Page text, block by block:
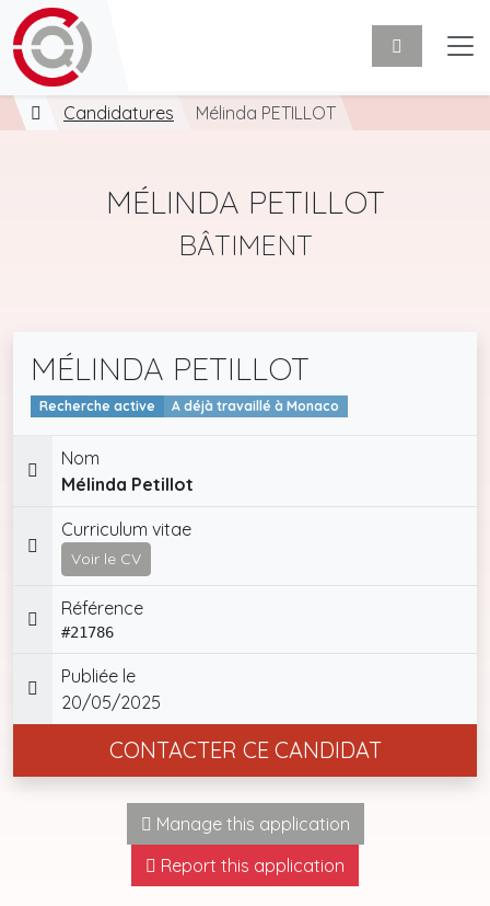
Candidatures Mélinda PETILLOT
MÉLINDA PETILLOT
BÂTIMENT
MÉLINDA PETILLOT
Recherche active A déjà travaillé à Monaco
Nom
Mélinda Petillot
Curriculum vitae
Voir le CV
Référence
#21786
Publiée le
20/05/2025
CONTACTER CE CANDIDAT
Manage this application
Report this application